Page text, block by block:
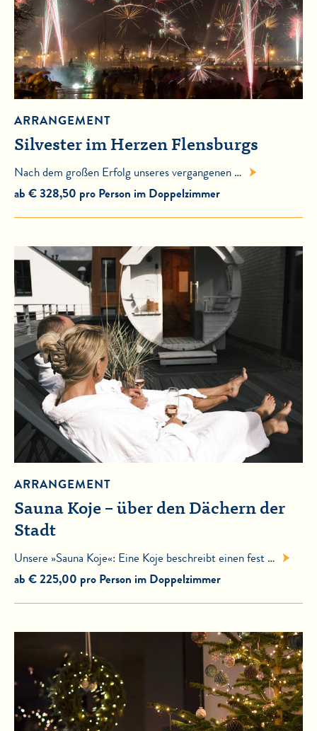
ARRANGEMENT
Silvester im Herzen Flensburgs
Nach dem großen Erfolg unseres vergangenen …
ab € 328,50 pro Person im Doppelzimmer
ARRANGEMENT
Sauna Koje – über den Dächern der
Stadt
Unsere »Sauna Koje«: Eine Koje beschreibt einen fest …
ab € 225,00 pro Person im Doppelzimmer